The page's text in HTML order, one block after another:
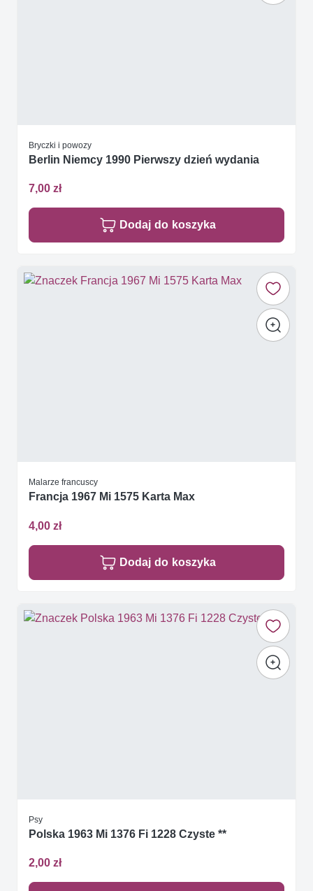
Bryczki i powozy
Berlin Niemcy 1990 Pierwszy dzień wydania
7,00 zł
Dodaj do koszyka
Malarze francuscy
Francja 1967 Mi 1575 Karta Max
4,00 zł
Dodaj do koszyka
Psy
Polska 1963 Mi 1376 Fi 1228 Czyste **
2,00 zł